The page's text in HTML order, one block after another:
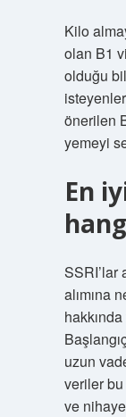
Kilo
olan B1
olduğu
önerilen
yemeyi
En
SSRI’lar
alımına
hakkında
uzun
veriler
ve